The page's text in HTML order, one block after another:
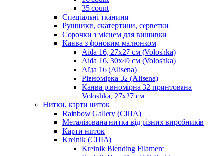
35 count
Спеціальні тканини
Рушники, скатертини, серветки
Сорочки з місцем для вишивки
Канва з фоновим малюнком
Aida 16, 27х27 см (Voloshka)
Aida 16, 30х40 см (Voloshka)
Аїда 16 (Alisena)
Рівномірка 32 (Alisena)
Канва рівномірна 32 принтована
Voloshka, 27х27 см
Нитки, карти ниток
Rainbow Gallery (США)
Металізована нитка від різних виробників
Карти ниток
Kreinik (США)
Kreinik Blending Filament